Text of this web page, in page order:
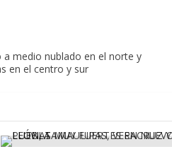
a medio nublado en el norte y
en el centro y sur